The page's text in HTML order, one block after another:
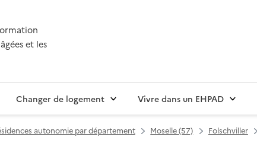
et les
Changer de logement Vivre dans un EHPAD
autonomie par département Moselle (57) Folschviller